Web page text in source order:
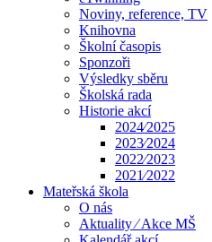
Noviny, reference, TV
Knihovna
Školní časopis
Sponzoři
Výsledky sběru
Školská rada
Historie akcí
2024⁄2025
2023⁄2024
2022⁄2023
2021⁄2022
Mateřská škola
O nás
Aktuality ⁄ Akce MŠ